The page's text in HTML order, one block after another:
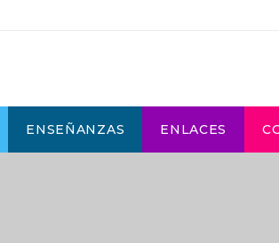
ENSEÑANZAS ENLACES